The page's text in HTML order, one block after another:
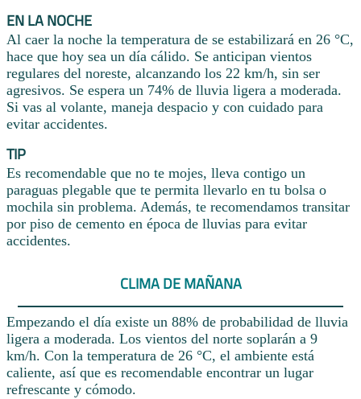
EN LA NOCHE
Al caer la noche la temperatura de se estabilizará en 26 °C,
hace que hoy sea un día cálido. Se anticipan vientos
regulares del noreste, alcanzando los 22 km/h, sin ser
agresivos. Se espera un 74% de lluvia ligera a moderada.
Si vas al volante, maneja despacio y con cuidado para
evitar accidentes.
TIP
Es recomendable que no te mojes, lleva contigo un
paraguas plegable que te permita llevarlo en tu bolsa o
mochila sin problema. Además, te recomendamos transitar
por piso de cemento en época de lluvias para evitar
accidentes.
CLIMA DE MAÑANA
Empezando el día existe un 88% de probabilidad de lluvia
ligera a moderada. Los vientos del norte soplarán a 9
km/h. Con la temperatura de 26 °C, el ambiente está
caliente, así que es recomendable encontrar un lugar
refrescante y cómodo.